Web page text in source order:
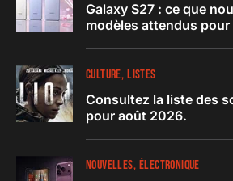
Galaxy S27 : ce que
modèles attendus
CULTURE LISTES
Consultez la liste des
pour août 2026.
NOUVELLES ÉLECTRONIQUE